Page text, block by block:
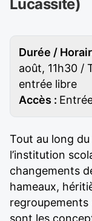
Lucassite)
Durée /
août, 11h30 /
entrée libre
Accès :
Tout au long
l’institution
changements
hameaux,
regroupements
sont les